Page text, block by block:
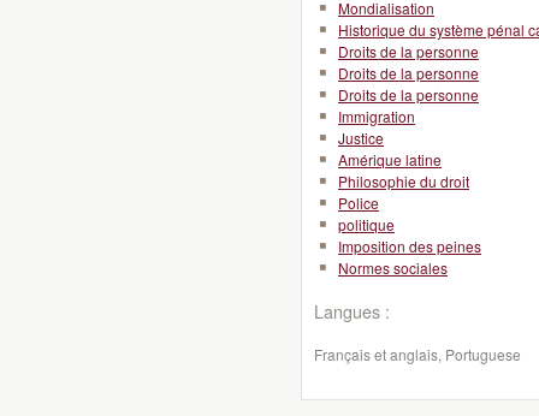
Mondialisation
Historique du système pénal
Droits de la personne
Droits de la personne
Droits de la personne
Immigration
Justice
Amérique latine
Philosophie du droit
Police
politique
Imposition des peines
Normes sociales
Langues :
Français et anglais, Portuguese